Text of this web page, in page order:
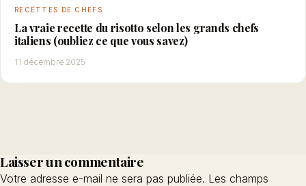
RECETTES DE CHEFS
La vraie recette du risotto selon les grands chefs
italiens (oubliez ce que vous savez)
11 décembre 2025
Laisser un commentaire
Votre adresse e-mail ne sera pas publiée. Les champs